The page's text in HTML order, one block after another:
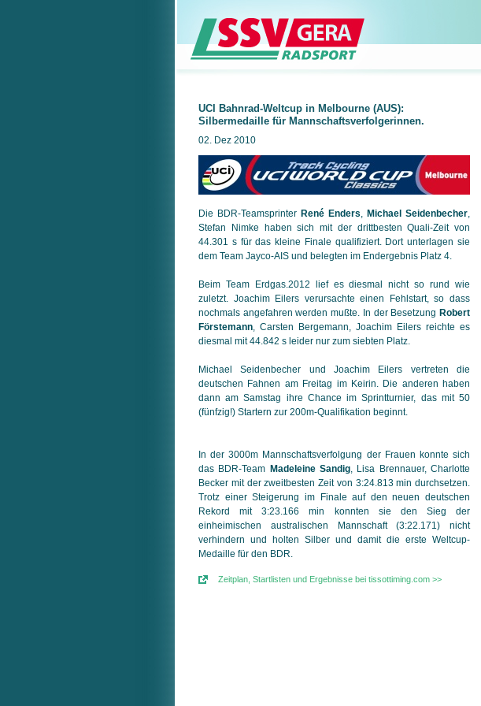
UCI Bahnrad-Weltcup in Melbourne (AUS):
Silbermedaille für Mannschaftsverfolgerinnen.
02. Dez 2010
Die BDR-Teamsprinter René Enders, Michael Seidenbecher,
Stefan Nimke haben sich mit der drittbesten Quali-Zeit von
44.301 s für das kleine Finale qualifiziert. Dort unterlagen sie
dem Team Jayco-AIS und belegten im Endergebnis Platz 4.
Beim Team Erdgas.2012 lief es diesmal nicht so rund wie
zuletzt. Joachim Eilers verursachte einen Fehlstart, so dass
nochmals angefahren werden mußte. In der Besetzung Robert
Förstemann, Carsten Bergemann, Joachim Eilers reichte es
diesmal mit 44.842 s leider nur zum siebten Platz.
Michael Seidenbecher und Joachim Eilers vertreten die
deutschen Fahnen am Freitag im Keirin. Die anderen haben
dann am Samstag ihre Chance im Sprintturnier, das mit 50
(fünfzig!) Startern zur 200m-Qualifikation beginnt.
In der 3000m Mannschaftsverfolgung der Frauen konnte sich
das BDR-Team Madeleine Sandig, Lisa Brennauer, Charlotte
Becker mit der zweitbesten Zeit von 3:24.813 min durchsetzen.
Trotz einer Steigerung im Finale auf den neuen deutschen
Rekord mit 3:23.166 min konnten sie den Sieg der
einheimischen australischen Mannschaft (3:22.171) nicht
verhindern und holten Silber und damit die erste Weltcup-
Medaille für den BDR.
Zeitplan, Startlisten und Ergebnisse bei tissottiming.com >>